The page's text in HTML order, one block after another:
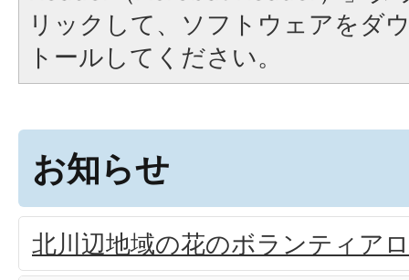
リックして、ソフトウェアをダ
トールしてください。
お知らせ
北川辺地域の花のボランティア